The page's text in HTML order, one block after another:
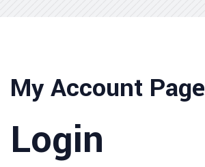
My Account Page
Login